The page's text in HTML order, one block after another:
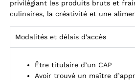
privilégiant les produits bruts et
culinaires, la créativité et une
Modalités et délais d'accès
Être titulaire d’un CAP
Avoir trouvé un maître